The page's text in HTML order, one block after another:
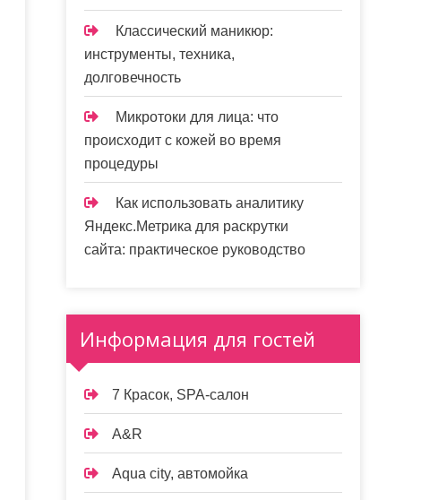
Классический маникюр:
инструменты, техника,
долговечность
Микротоки для лица: что
происходит с кожей во время
процедуры
Как использовать аналитику
Яндекс.Метрика для раскрутки
сайта: практическое руководство
Информация для гостей
7 Красок, SPA-салон
A&R
Aqua city, автомойка